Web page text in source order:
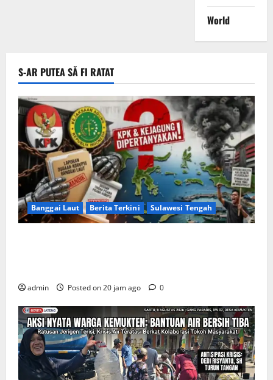
World
S-AR PUTEA SĂ FI RATAT
Banggai Laut Berita Terkini Sulawesi Tengah
admin Posted on 20 jam ago 0